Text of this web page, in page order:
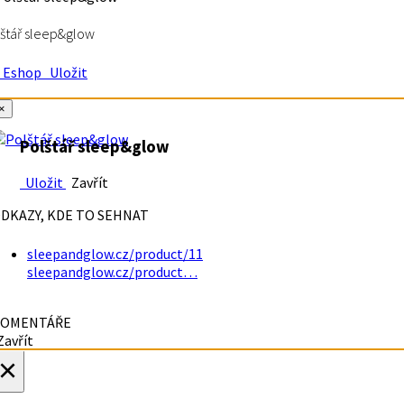
sleep&glow
Uložit
Polštář sleep&glow
Uložit Zavřít
KDE TO SEHNAT
sleepandglow.cz/product/11
sleepandglow.cz/product…